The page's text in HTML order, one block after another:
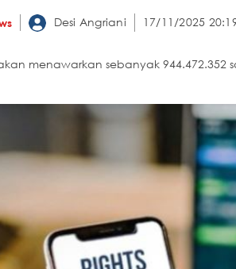
Desi Angriani 17/11/2025
menawarkan sebanyak